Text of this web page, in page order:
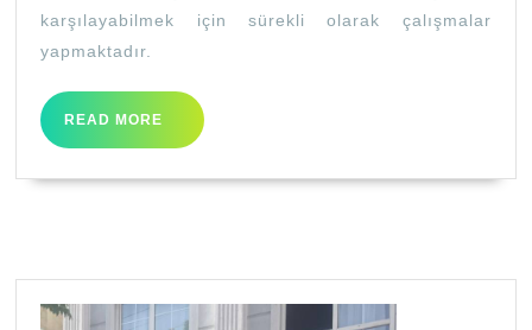
karşılayabilmek için sürekli olarak çalışmalar
yapmaktadır.
READ MORE
READ
MORE